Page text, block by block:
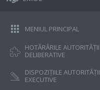
MENIUL PRINCIPAL
HOTĂRÂRILE AUTORITĂȚII
DELIBERATIVE
DISPOZIȚIILE AUTORITĂȚII
EXECUTIVE